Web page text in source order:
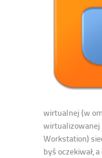
wirtualnej (w
wirtualizowanej
Workstation)
byś oczekiwał,